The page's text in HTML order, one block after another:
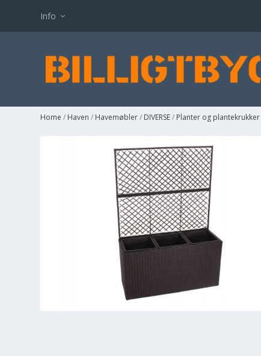
Info
Home / Haven / Havemøbler/ DIVERSE/ Planter og plantekrukker